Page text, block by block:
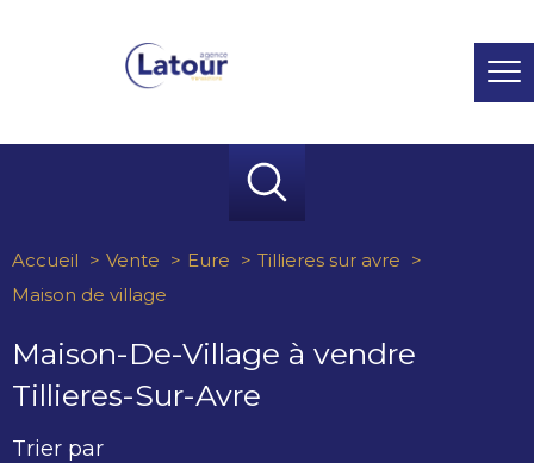
Accueil Vente Eure
Tillieres sur avre
Maison de village
Maison-De-Village à vendre
Tillieres-Sur-Avre
Trier par